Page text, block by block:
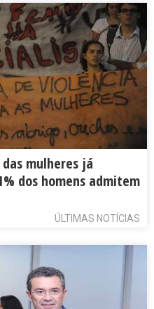
mulheres já
dos homens admitem
ÚLTIMAS NOTÍCIAS